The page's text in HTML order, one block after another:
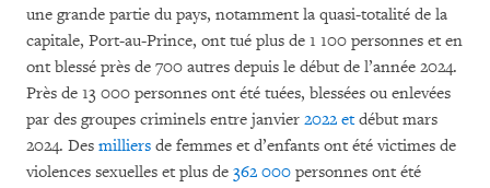
une grande partie du pays, notamment la quasi-totalité de la
capitale, Port-au-Prince, ont tué plus de 1 100 personnes et en
ont blessé près de 700 autres depuis le début de l’année 2024.
Près de 13 000 personnes ont été tuées, blessées ou enlevées
par des groupes criminels entre janvier 2022 etdébut mars
2024. Des milliers de femmes et d’enfants ont été victimes de
violences sexuelles et plus de 362 000 personnes ont été